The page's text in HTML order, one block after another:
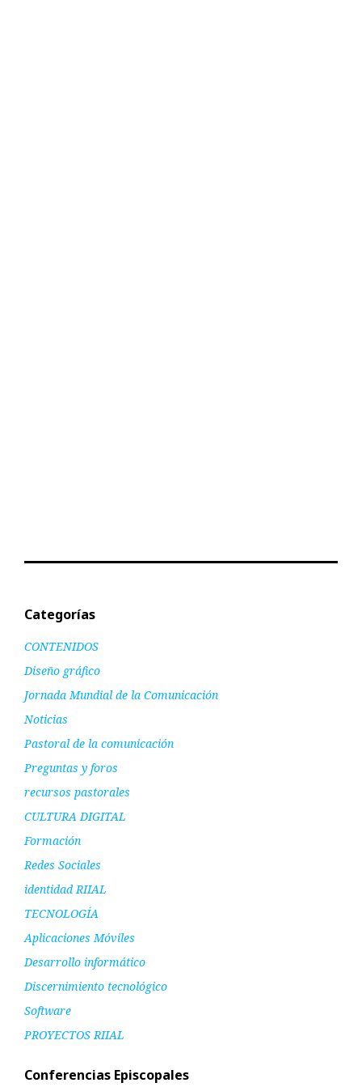
Categorías
CONTENIDOS
Diseño gráfico
Jornada Mundial de la Comunicación
Noticias
Pastoral de la comunicación
Preguntas y foros
recursos pastorales
CULTURA DIGITAL
Formación
Redes Sociales
identidad RIIAL
TECNOLOGÍA
Aplicaciones Móviles
Desarrollo informático
Discernimiento tecnológico
Software
PROYECTOS RIIAL
Conferencias Episcopales